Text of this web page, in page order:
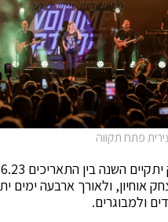
פתח תקווה
אוחיון, ולאורך ארבעה ימים
ולמבוגרים.